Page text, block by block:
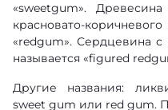
«sweetgum».
красновато-
«redgum». Сердцевина
называется «figured
Другие названия:
sweet gum или red gum.